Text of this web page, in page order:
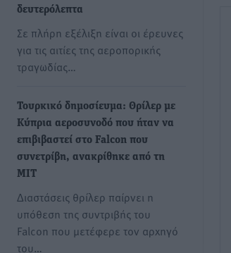
δευτερόλεπτα
Σε πλήρη εξέλιξη είναι οι έρευνες
για τις αιτίες της αεροπορικής
τραγωδίας…
Τουρκικό δημοσίευμα: Θρίλερ με
Κύπρια αεροσυνοδό που ήταν να
επιβιβαστεί στο Falcon που
συνετρίβη, ανακρίθηκε από τη
MIT
Διαστάσεις θρίλερ παίρνει η
υπόθεση της συντριβής του
Falcon που μετέφερε τον αρχηγό
του…